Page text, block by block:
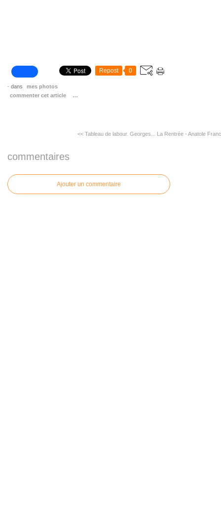
Repost 0
- dans
mes photos
commenter cet article
…
<< Tableau de labour. Georges... La Rentrée - Anatole
commentaires
Ajouter un commentaire